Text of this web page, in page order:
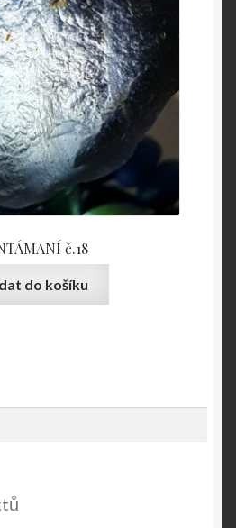
č.18
do košíku